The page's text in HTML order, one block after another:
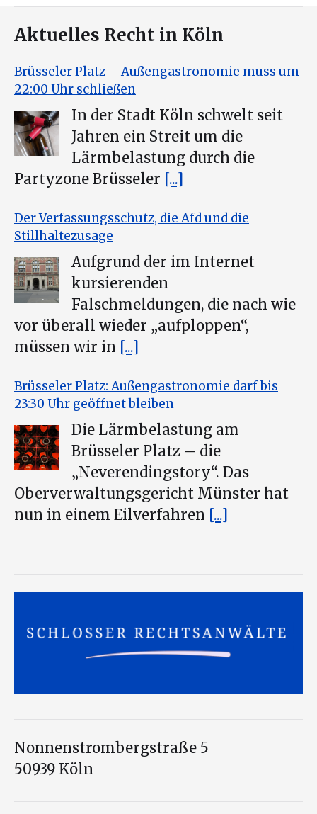
Aktuelles Recht in Köln
Brüsseler Platz – Außengastronomie muss um
22:00 Uhr schließen
In der Stadt Köln schwelt seit
Jahren ein Streit um die
Lärmbelastung durch die
Partyzone Brüsseler [...]
Der Verfassungsschutz, die Afd und die
Stillhaltezusage
Aufgrund der im Internet
kursierenden
Falschmeldungen, die nach wie
vor überall wieder „aufploppen“,
müssen wir in [...]
Brüsseler Platz: Außengastronomie darf bis
23:30 Uhr geöffnet bleiben
Die Lärmbelastung am
Brüsseler Platz – die
„Neverendingstory“. Das
Oberverwaltungsgericht Münster hat
nun in einem Eilverfahren [...]
Nonnenstrombergstraße 5
50939 Köln